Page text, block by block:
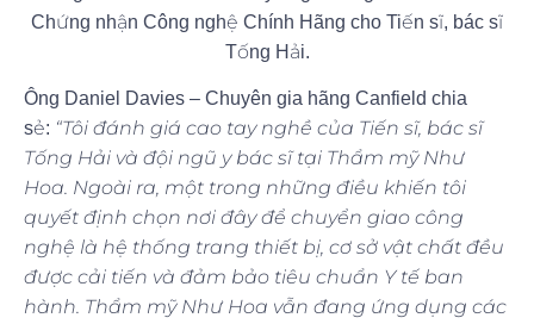
Chứng nhận Công nghệ Chính Hãng cho Tiến sĩ, bác sĩ
Tống Hải.
Ông Daniel Davies – Chuyên gia hãng Canfield chia
sẻ: “Tôi đánh giá cao tay nghề của Tiến sĩ, bác sĩ
Tống Hải và đội ngũ y bác sĩ tại Thẩm mỹ Như
Hoa. Ngoài ra, một trong những điều khiến tôi
quyết định chọn nơi đây để chuyển giao công
nghệ là hệ thống trang thiết bị, cơ sở vật chất đều
được cải tiến và đảm bảo tiêu chuẩn Y tế ban
hành. Thẩm mỹ Như Hoa vẫn đang ứng dụng các